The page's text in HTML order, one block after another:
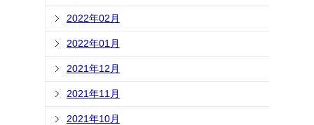
2022年02月
2022年01月
2021年12月
2021年11月
2021年10月